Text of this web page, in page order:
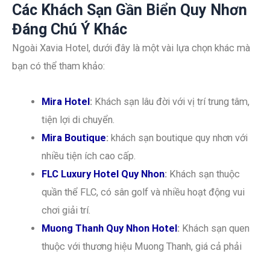
Các Khách Sạn Gần Biển Quy Nhơn
Đáng Chú Ý Khác
Ngoài Xavia Hotel, dưới đây là một vài lựa chọn khác mà
bạn có thể tham khảo:
Mira Hotel: Khách sạn lâu đời với vị trí trung tâm,
tiện lợi di chuyển.
Mira Boutique: khách sạn boutique quy nhơn với
nhiều tiện ích cao cấp.
FLC Luxury Hotel Quy Nhon: Khách sạn thuộc
quần thể FLC, có sân golf và nhiều hoạt động vui
chơi giải trí.
Muong Thanh Quy Nhon Hotel: Khách sạn quen
thuộc với thương hiệu Muong Thanh, giá cả phải